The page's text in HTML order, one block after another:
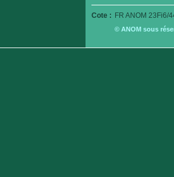
Cote : FR ANOM 23Fi6/
© ANOM sous